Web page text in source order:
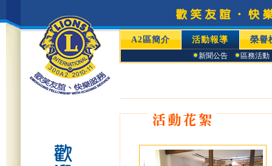
A2區簡介 活動報導 榮譽
新聞公告 區務活動